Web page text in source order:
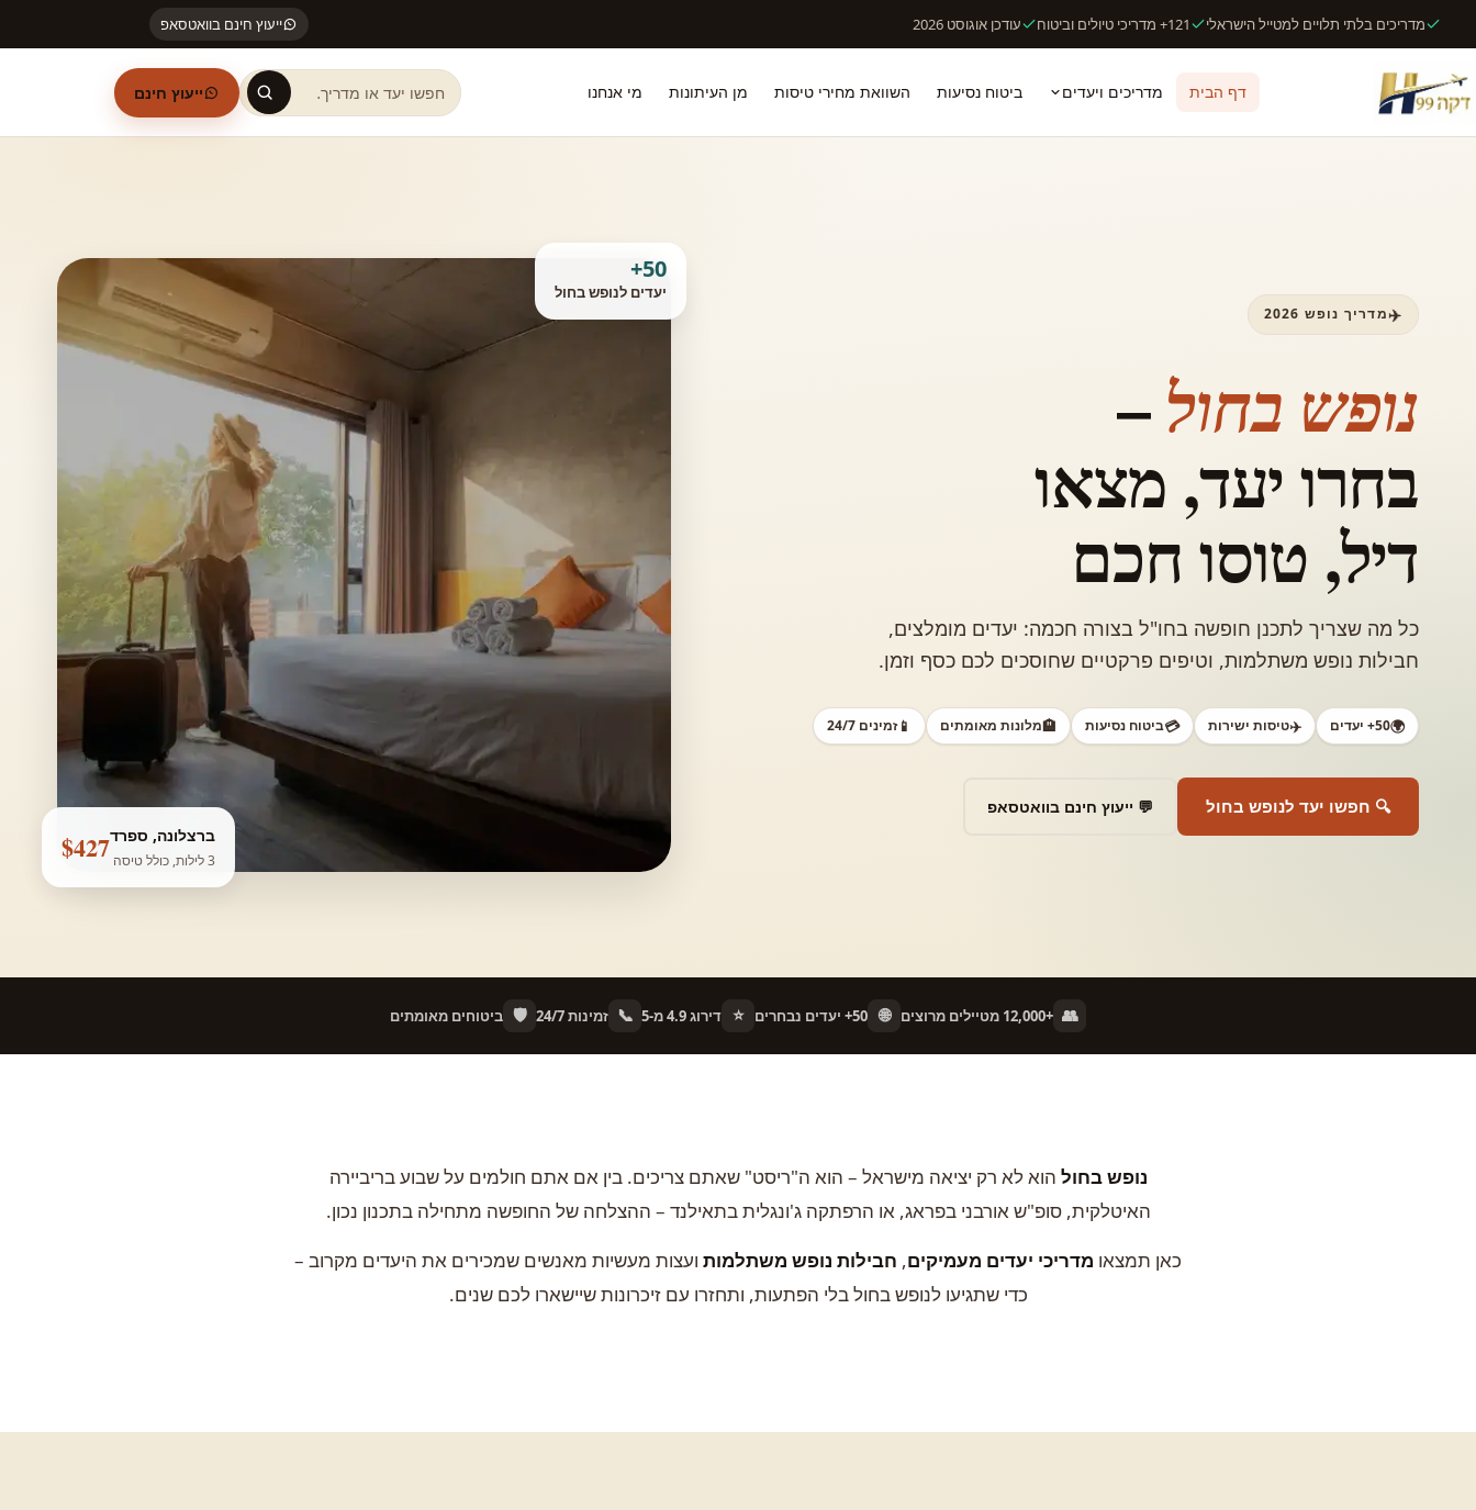
מדריכים בלתי תלויים למטייל הישראלי 121+ מדריכי טיולים וביטוח עודכן אוגוסט 2026 ייעוץ חינם בוואטסאפ
דף הבית מדריכים ויעדים ביטוח נסיעות השוואת מחירי טיסות מן העיתונות מי אנחנו חיפוש באתר ייעוץ חינם
מדריך נופש 2026
נופש בחול–
בחרו יעד, מצאו
דיל, טוסו חכם
כל מה שצריך לתכנן חופשה בחו"ל בצורה חכמה: יעדים מומלצים,
חבילות נופש משתלמות, וטיפים פרקטיים שחוסכים לכם כסף וזמן.
🌍50+ יעדים ✈️טיסות ישירות 💳ביטוח נסיעות 🏨מלונות מאומתים 📱זמינים 24/7
🔍 חפשו יעד לנופש בחול 💬 ייעוץ חינם בוואטסאפ
50+
יעדים לנופש בחול
ברצלונה, ספרד
3 לילות, כולל טיסה $427
👥 +12,000 מטיילים מרוצים 🌐 50+ יעדים נבחרים ⭐ דירוג 4.9 מ-5 📞 זמינות 24/7 🛡️ ביטוחים מאומתים
נופש בחול הוא לא רק יציאה מישראל – הוא ה"ריסט" שאתם צריכים. בין אם אתם חולמים על שבוע בריביירה
האיטלקית, סופ"ש אורבני בפראג, או הרפתקה ג'ונגלית בתאילנד – ההצלחה של החופשה מתחילה בתכנון נכון.
כאן תמצאו מדריכי יעדים מעמיקים, חבילות נופש משתלמות ועצות מעשיות מאנשים שמכירים את היעדים מקרוב –
כדי שתגיעו לנופש בחול בלי הפתעות, ותחזרו עם זיכרונות שיישארו לכם שנים.